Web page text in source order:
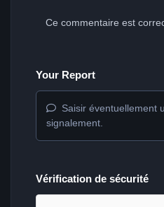
Your Report
Saisir éventuellement
signalement.
Vérification de sécurité